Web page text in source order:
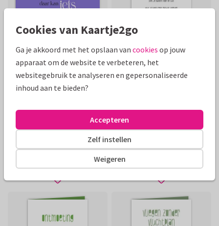
Cookies van Kaartje2go
Ga je akkoord met het opslaan van cookies op jouw
apparaat om de website te verbeteren, het
websitegebruik te analyseren en gepersonaliseerde
inhoud aan te bieden?
Weigeren
Zelf instellen
Accepteren